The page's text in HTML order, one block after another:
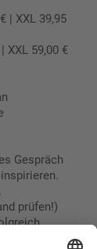
| XXL 39,95
XXL 59,00 €
Gespräch
prüfen!)